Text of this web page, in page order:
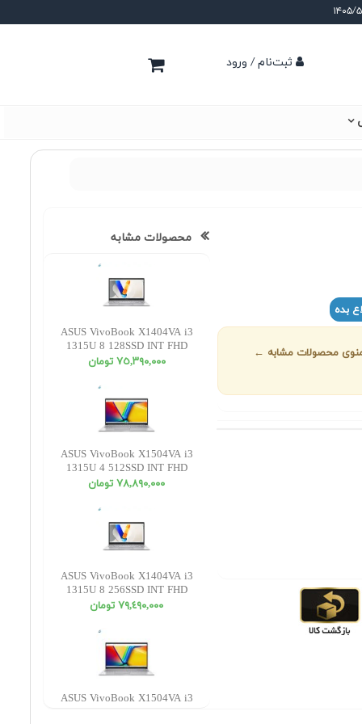
ثبت‌نام / ورود
بده
منوی محصولات مشابه ←
محصولات مشابه
ASUS VivoBook X1404VA i3
1315U 8 128SSD INT FHD
٧٥,٣٩٠,٠٠٠ تومان
ASUS VivoBook X1504VA i3
1315U 4 512SSD INT FHD
٧٨,٨٩٠,٠٠٠ تومان
ASUS VivoBook X1404VA i3
1315U 8 256SSD INT FHD
٧٩,٤٩٠,٠٠٠ تومان
ASUS VivoBook X1504VA i3